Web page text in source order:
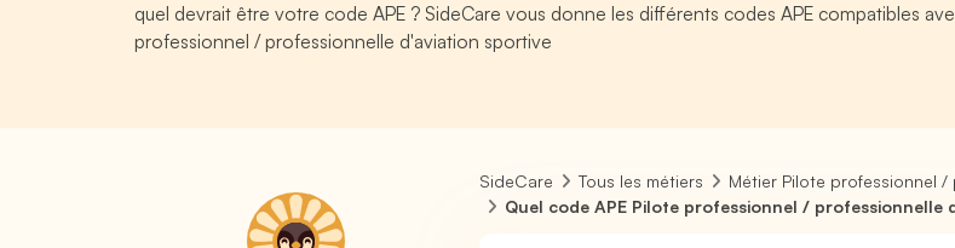
quel devrait être votre code APE ? SideCare vous donne les différents codes APE compatibles
professionnel / professionnelle d'aviation sportive
SideCare Tous les métiers
Métier Pilote professionnel
Quel code APE Pilote professionnel / professionnelle